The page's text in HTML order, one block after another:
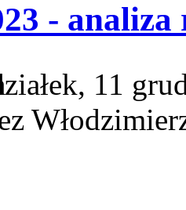
- analiza
11